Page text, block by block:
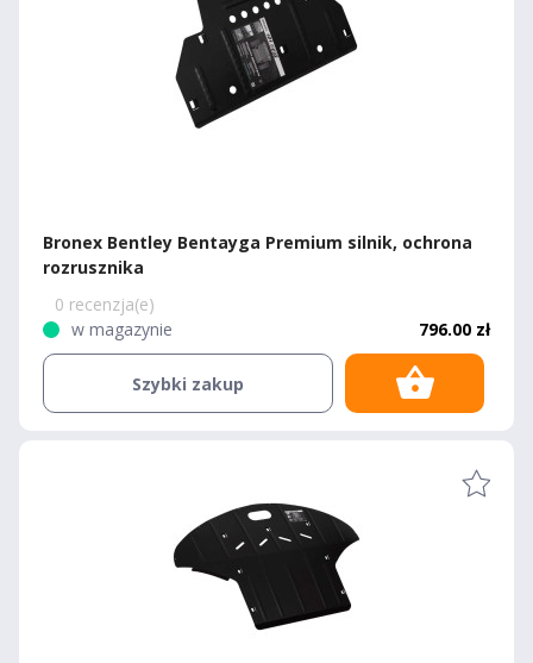
Bronex Bentley Bentayga Premium silnik, ochrona
rozrusznika
0 recenzja(e)
w magazynie
796.00 zł
Szybki zakup